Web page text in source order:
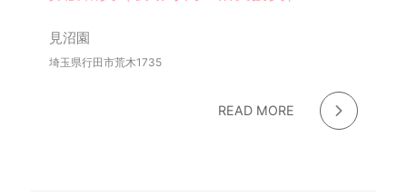
見沼園
埼玉県行田市荒木1735
READ MORE